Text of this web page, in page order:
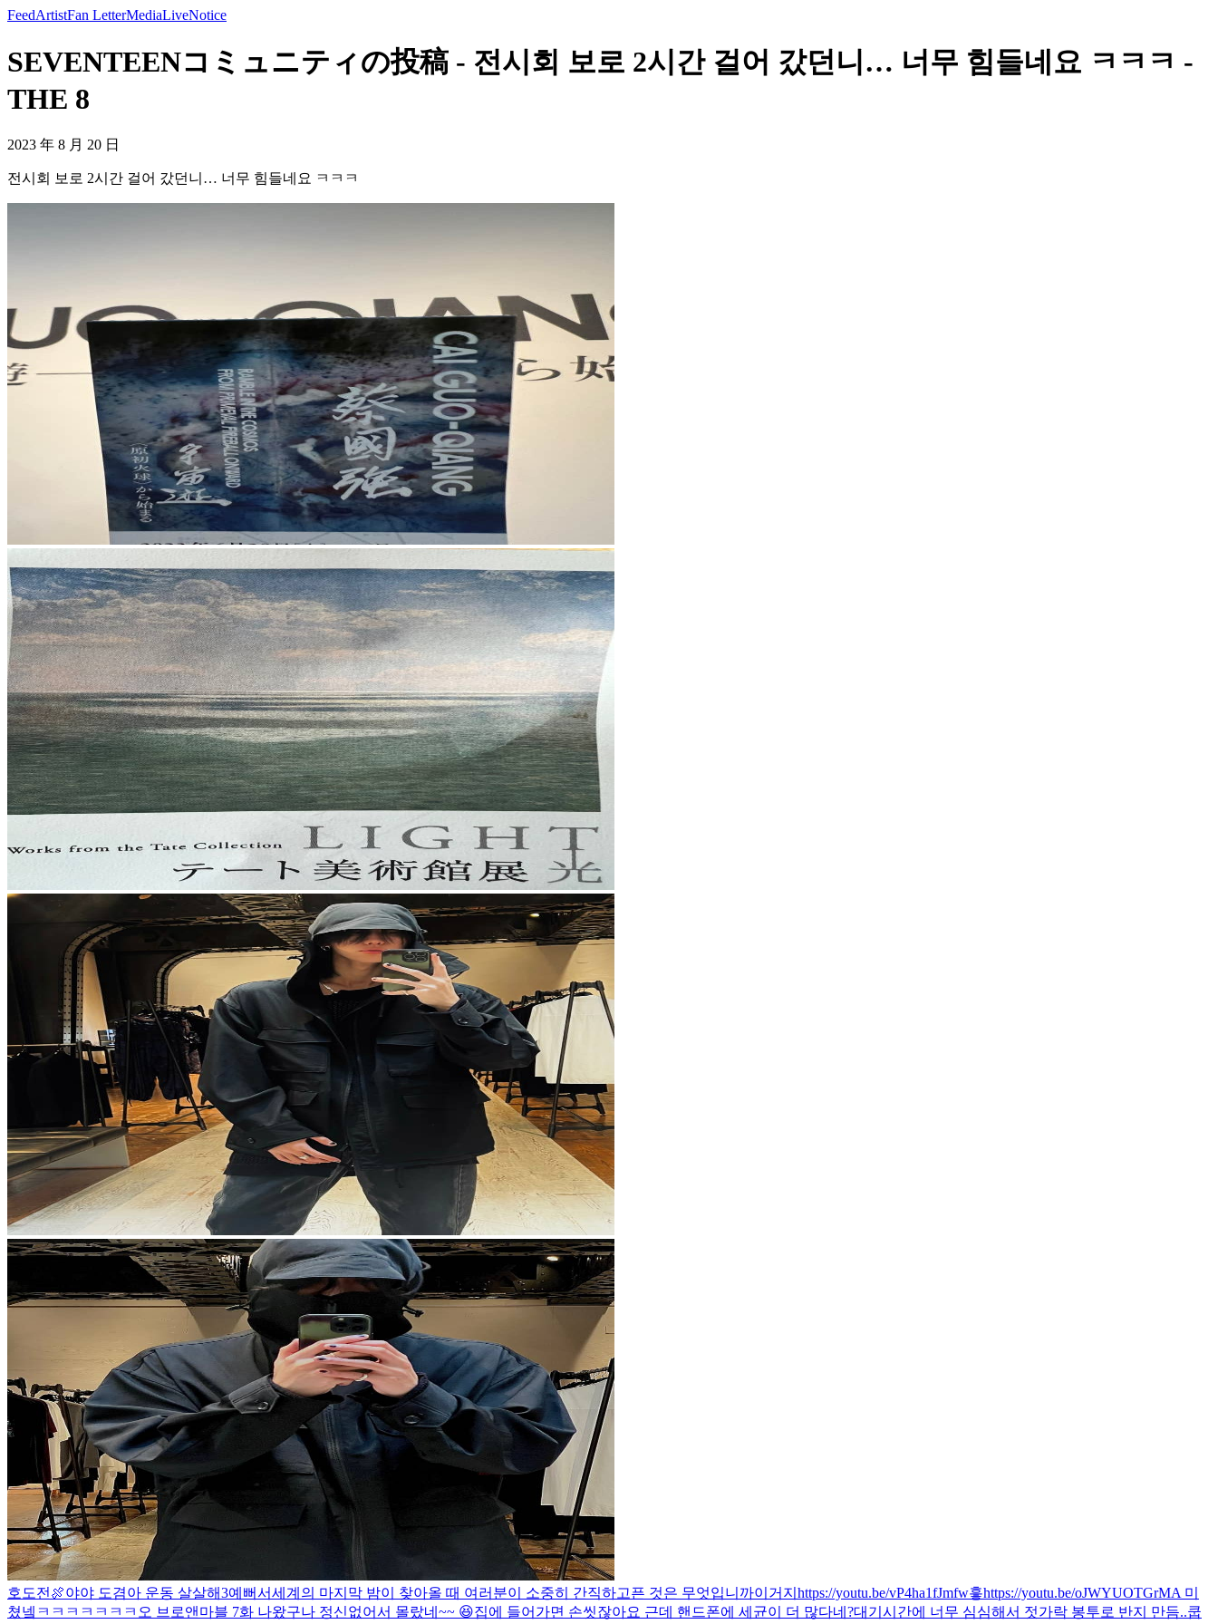
FeedArtistFan LetterMediaLiveNotice
SEVENTEENコミュニティの投稿 - 전시회 보로 2시간 걸어 갔던니… 너무 힘들네요 ㅋㅋㅋ -
THE 8
2023 年 8 月 20 日
전시회 보로 2시간 걸어 갔던니… 너무 힘들네요 ㅋㅋㅋ
호도전🍖야야 도겸아 운동 살살해3예뻐서세계의 마지막 밤이 찾아올 때 여러분이 소중히 간직하고픈 것은 무엇입니까이거지 https://youtu.be/vP4ha1fJmfw흫https://youtu.be/oJWYUOTGrMA 미
쳤넼ㅋㅋㅋㅋㅋㅋㅋ 오 브로앤마블 7화 나왔구나 정신없어서 몰랐네~~ 😆집에 들어가면 손씻잖아요 근데 핸드폰에 세균이 더 많다네?대기시간에 너무 심심해서 젓가락 봉투로 반지 만듬..쿱